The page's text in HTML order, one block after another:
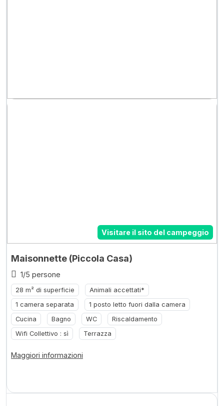
Visitare il sito del campeggio
Maisonnette (Piccola Casa)
1/5 persone
28 m² di superficie
Animali accettati*
1 camera separata
1 posto letto fuori dalla camera
Cucina
Bagno WC
Riscaldamento
Wifi Collettivo : sì
Terrazza
Maggiori informazioni